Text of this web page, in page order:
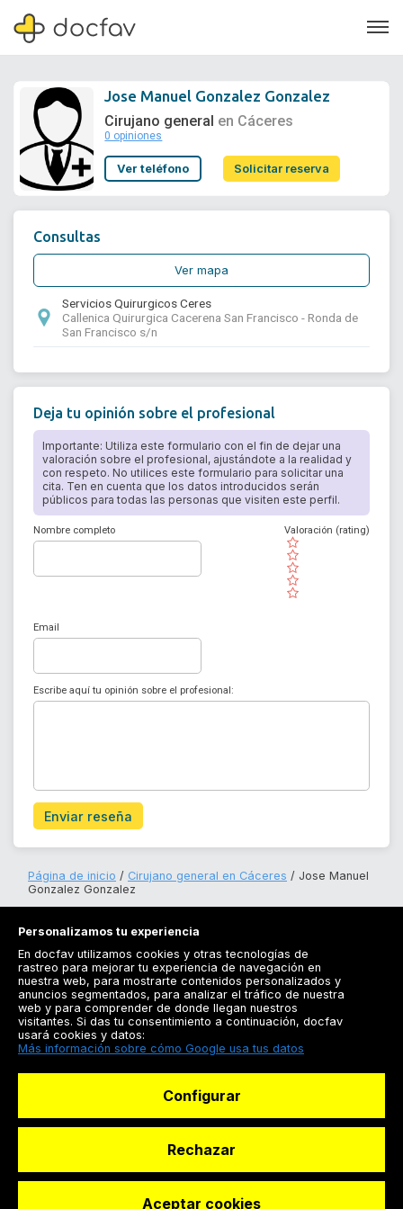
Soporte
Jose Manuel Gonzalez Gonzalez
Cirujano general en Cáceres
0 opiniones
Ver teléfono Solicitar reserva
Consultas
Ver mapa
Servicios Quirurgicos Ceres
Callenica Quirurgica Cacerena San Francisco - Ronda de
San Francisco s/n
Deja tu opinión sobre el profesional
Importante: Utiliza este formulario con el fin de dejar una
valoración sobre el profesional, ajustándote a la realidad y
con respeto. No utilices este formulario para solicitar una
cita. Ten en cuenta que los datos introducidos serán
públicos para todas las personas que visiten este perfil.
Nombre completo
( )
( )
( )
( )
( )
Valoración (rating)
Email
Escribe aquí tu opinión sobre el profesional:
Enviar reseña
Página de inicio Cirujano general en Cáceres
Jose Manuel
Gonzalez Gonzalez
Registrarse
Docfav
Personalizamos tu experiencia
En docfav utilizamos cookies y otras tecnologías de
rastreo para mejorar tu experiencia de navegación en
nuestra web, para mostrarte contenidos personalizados y
anuncios segmentados, para analizar el tráfico de nuestra
web y para comprender de donde llegan nuestros
visitantes. Si das tu consentimiento a continuación, docfav
usará cookies y datos:
Más información sobre cómo Google usa tus datos
Configurar
Rechazar
Aceptar cookies